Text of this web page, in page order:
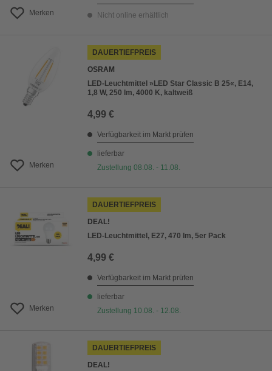
Merken Nicht online erhältlich
Merken
DAUERTIEFPREIS
OSRAM
LED-Leuchtmittel »LED Star Classic B 25«, E14,
1,8 W, 250 lm, 4000 K, kaltweiß
4,99 €
Verfügbarkeit im Markt prüfen
lieferbar
Zustellung 08.08. - 11.08.
Merken
DAUERTIEFPREIS
DEAL!
LED-Leuchtmittel, E27, 470 lm, 5er Pack
4,99 €
Verfügbarkeit im Markt prüfen
lieferbar
Zustellung 10.08. - 12.08.
DAUERTIEFPREIS
DEAL!